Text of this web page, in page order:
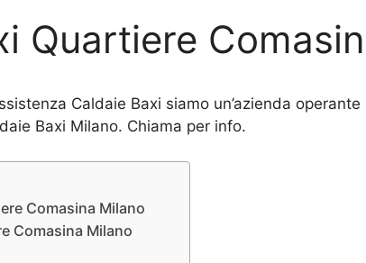
Quartiere
Caldaie Baxi siamo un’azienda
Baxi Milano. Chiama per info.
Comasina Milano
Comasina Milano